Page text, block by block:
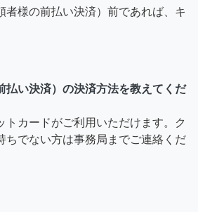
者様の前払い決済）前であれば、キ
払い決済）の決済方法を教えてくだ
トカードがご利用いただけます。ク
ちでない方は事務局までご連絡くだ